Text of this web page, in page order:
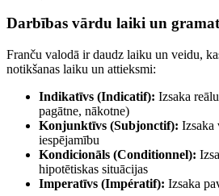
Darbības vārdu laiki un
Franču valodā ir daudz laiku un veidu,
notikšanas laiku un attieksmi:
Indikatīvs (Indicatif): Izsaka
pagātne, nākotne)
Konjunktīvs (Subjonctif): Izsaka
iespējamību
Kondicionāls (Conditionnel):
hipotētiskas situācijas
Imperatīvs (Impératif): Izsaka